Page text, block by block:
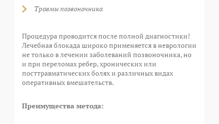
Травмы позвоночника
Процедура проводится после полной диагностики!
Лечебная блокада широко применяется в неврологии
не только в лечении заболеваний позвоночника, но
и при переломах ребер, хронических или
посттравматических болях и различных видах
оперативных вмешательств.
Преимущества метода: